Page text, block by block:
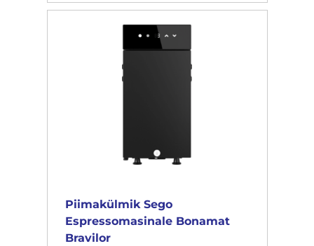
Piimakülmik Sego
Espressomasinale Bonamat
Bravilor